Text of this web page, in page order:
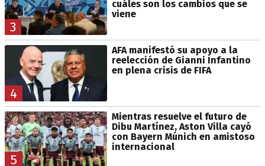
3
cuáles son los cambios que se
viene
4
AFA manifestó su apoyo a la
reelección de Gianni Infantino
en plena crisis de FIFA
5
Mientras resuelve el futuro de
Dibu Martínez, Aston Villa cayó
con Bayern Múnich en amistoso
internacional